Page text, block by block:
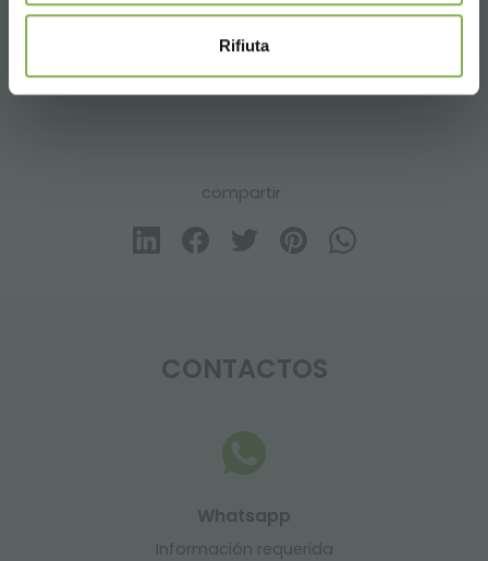
Rifiuta
compartir
CONTACTOS
Whatsapp
Información requerida